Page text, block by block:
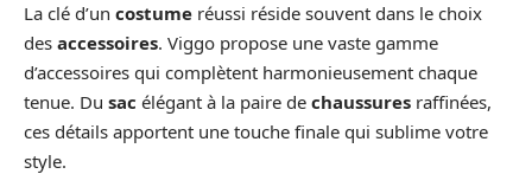
La clé d’un costume réussi réside souvent dans le choix
des accessoires. Viggo propose une vaste gamme
d’accessoires qui complètent harmonieusement chaque
tenue. Du sac élégant à la paire de chaussures raffinées,
ces détails apportent une touche finale qui sublime votre
style.